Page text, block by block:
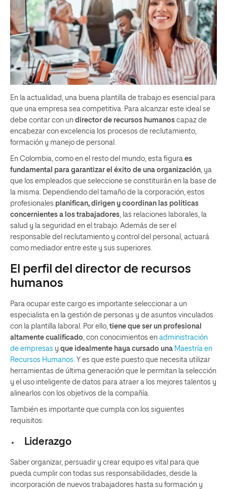
En la actualidad, una buena plantilla de trabajo es esencial para
que una empresa sea competitiva. Para alcanzar este ideal se
debe contar con un director de recursos humanos capaz de
encabezar con excelencia los procesos de reclutamiento,
formación y manejo de personal.
En Colombia, como en el resto del mundo, esta figura es
fundamental para garantizar el éxito de una organización , ya
que los empleados que seleccione se constituirán en la base de
la misma. Dependiendo del tamaño de la corporación, estos
profesionales planifican, dirigen y coordinan las políticas
concernientes a los trabajadores , las relaciones laborales, la
salud y la seguridad en el trabajo. Además de ser el
responsable del reclutamiento y control del personal, actuará
como mediador entre este y sus superiores.
El perfil del director de recursos
humanos
Para ocupar este cargo es importante seleccionar a un
especialista en la gestión de personas y de asuntos vinculados
con la plantilla laboral. Por ello, tiene que ser un profesional
altamente cualificado , con conocimientos en administración
de empresas y que idealmente haya cursado una Maestría en
Recursos Humanos. Y es que este puesto que necesita utilizar
herramientas de última generación que le permitan la selección
y el uso inteligente de datos para atraer a los mejores talentos y
alinearlos con los objetivos de la compañía.
También es importante que cumpla con los siguientes
requisitos:
Liderazgo
Saber organizar, persuadir y crear equipo es vital para que
pueda cumplir con todas sus responsabilidades, desde la
incorporación de nuevos trabajadores hasta su formación y